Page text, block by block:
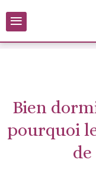
≡
Bien
pourquoi